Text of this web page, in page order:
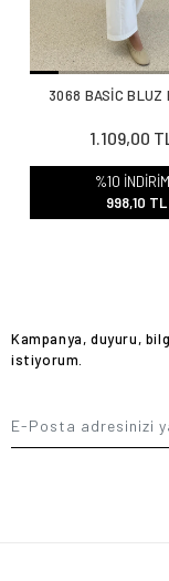
3068 BASİC BLUZ
1.109,00
%10 İNDİRİM
998,10 TL
Kampanya, duyuru,
istiyorum.